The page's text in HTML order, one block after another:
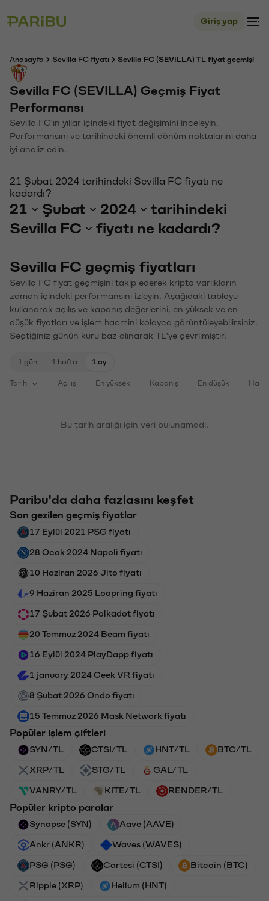
Giriş yap
Anasayfa Sevilla FC fiyatı Sevilla FC (SEVILLA) TL fiyat geçmişi
Sevilla FC (SEVILLA) Geçmiş Fiyat
Performansı
Sevilla FC'ın yıllar içindeki fiyat değişimini inceleyin.
Performansını ve tarihindeki önemli dönüm noktalarını daha
iyi analiz edin.
21 Şubat 2024 tarihindeki Sevilla FC fiyatı ne
kadardı?
21 Şubat 2024
tarihindeki
Sevilla FC
fiyatı ne kadardı?
Sevilla FC geçmiş fiyatları
Sevilla FC fiyat geçmişini takip ederek kripto varlıkların
zaman içindeki performansını izleyin. Aşağıdaki tabloyu
kullanarak açılış ve kapanış değerlerini, en yüksek ve en
düşük fiyatları ve işlem hacmini kolayca görüntüleyebilirsiniz.
Seçtiğiniz günün kuru baz alınarak TL'ye çevrilmiştir.
1 gün 1 hafta 1 ay
Tarih Açılış En yüksek Kapanış En düşük
Bu tarih aralığı için veri bulunamadı.
Paribu'da daha fazlasını keşfet
Son gezilen geçmiş fiyatlar
17 Eylül 2021 PSG fiyatı
28 Ocak 2024 Napoli fiyatı
10 Haziran 2026 Jito fiyatı
9 Haziran 2025 Loopring fiyatı
17 Şubat 2026 Polkadot fiyatı
20 Temmuz 2024 Beam fiyatı
16 Eylül 2024 PlayDapp fiyatı
1 january 2024 Ceek VR fiyatı
8 Şubat 2026 Ondo fiyatı
15 Temmuz 2026 Mask Network fiyatı
Popüler işlem çiftleri
SYN/TL CTSI/TL HNT/TL BTC/TL
XRP/TL STG/TL GAL/TL
VANRY/TL KITE/TL RENDER/TL
Popüler kripto paralar
Synapse (SYN) Aave (AAVE)
Ankr (ANKR) Waves (WAVES)
PSG (PSG) Cartesi (CTSI) Bitcoin (BTC)
Ripple (XRP) Helium (HNT)